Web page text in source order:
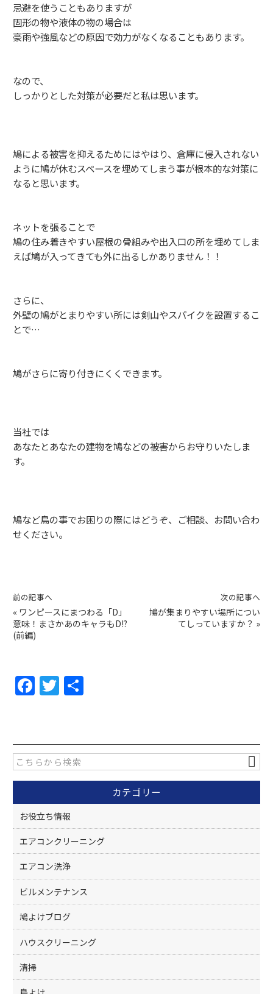
忌避を使うこともありますが
固形の物や液体の物の場合は
豪雨や強風などの原因で効力がなくなることもあります。
なので、
しっかりとした対策が必要だと私は思います。
鳩による被害を抑えるためにはやはり、倉庫に侵入されない
ように鳩が休むスペースを埋めてしまう事が根本的な対策に
なると思います。
ネットを張ることで
鳩の住み着きやすい屋根の骨組みや出入口の所を埋めてしま
えば鳩が入ってきても外に出るしかありません！！
さらに、
外壁の鳩がとまりやすい所には剣山やスパイクを設置するこ
とで…
鳩がさらに寄り付きにくくできます。
当社では
あなたとあなたの建物を鳩などの被害からお守りいたしま
す。
鳩など鳥の事でお困りの際にはどうぞ、ご相談、お問い合わ
せください。
前の記事へ
« ワンピースにまつわる「D」
意味！まさかあのキャラもD!?
(前編)
次の記事へ
鳩が集まりやすい場所につい
てしっていますか？ »
F
a
e
b
o
o
k
T
w
er
カテゴリー
お役立ち情報
エアコンクリーニング
エアコン洗浄
ビルメンテナンス
鳩よけブログ
ハウスクリーニング
清掃